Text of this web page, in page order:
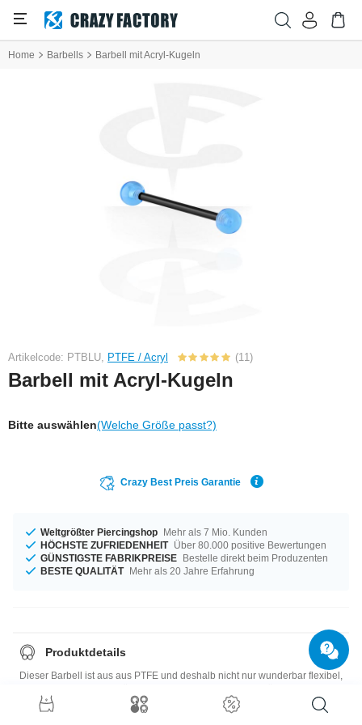
Home Barbells Barbell mit Acryl-Kugeln
Artikelcode: PTBLU, PTFE / Acryl (11)
Barbell mit Acryl-Kugeln
Bitte auswählen(Welche Größe passt?)
Crazy Best Preis Garantie
Weltgrößter Piercingshop Mehr als 7 Mio. Kunden
HÖCHSTE ZUFRIEDENHEIT Über 80.000 positive Bewertungen
GÜNSTIGSTE FABRIKPREISE Bestelle direkt beim Produzenten
BESTE QUALITÄT Mehr als 20 Jahre Erfahrung
Produktdetails
Dieser Barbell ist aus aus PTFE und deshalb nicht nur wunderbar flexibel,
Ganze von zwei UV-Kugeln, die bei UV-Licht so schön strahlen.